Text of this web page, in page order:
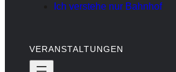
Ich verstehe nur Bahnhof
VERANSTALTUNGEN